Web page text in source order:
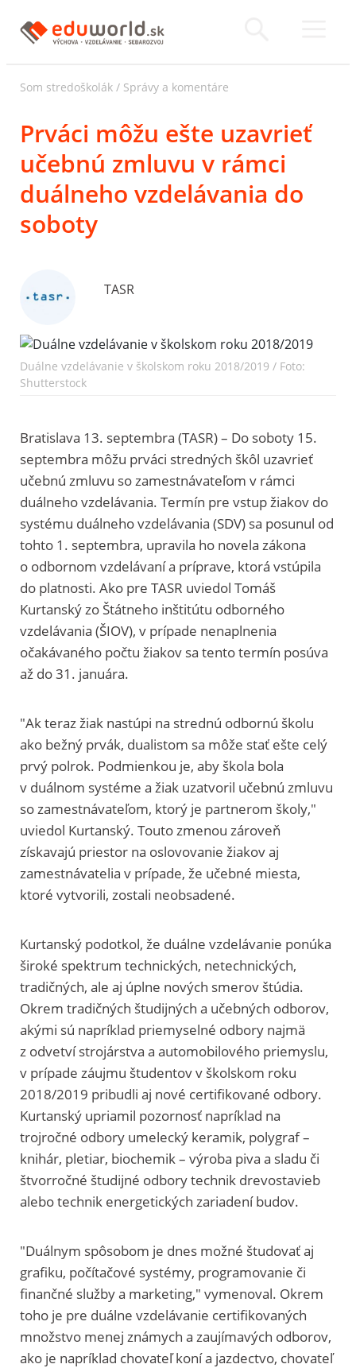
Som stredoškolák / Správy a komentáre
Prváci môžu ešte uzavrieť
učebnú zmluvu v rámci
duálneho vzdelávania do
soboty
TASR
Duálne vzdelávanie v školskom roku 2018/2019 / Foto:
Shutterstock
Bratislava 13. septembra (TASR) – Do soboty 15.
septembra môžu prváci stredných škôl uzavrieť
učebnú zmluvu so zamestnávateľom v rámci
duálneho vzdelávania. Termín pre vstup žiakov do
systému duálneho vzdelávania (SDV) sa posunul od
tohto 1. septembra, upravila ho novela zákona
o odbornom vzdelávaní a príprave, ktorá vstúpila
do platnosti. Ako pre TASR uviedol Tomáš
Kurtanský zo Štátneho inštitútu odborného
vzdelávania (ŠIOV), v prípade nenaplnenia
očakávaného počtu žiakov sa tento termín posúva
až do 31. januára.
"Ak teraz žiak nastúpi na strednú odbornú školu
ako bežný prvák, dualistom sa môže stať ešte celý
prvý polrok. Podmienkou je, aby škola bola
v duálnom systéme a žiak uzatvoril učebnú zmluvu
so zamestnávateľom, ktorý je partnerom školy,"
uviedol Kurtanský. Touto zmenou zároveň
získavajú priestor na oslovovanie žiakov aj
zamestnávatelia v prípade, že učebné miesta,
ktoré vytvorili, zostali neobsadené.
Kurtanský podotkol, že duálne vzdelávanie ponúka
široké spektrum technických, netechnických,
tradičných, ale aj úplne nových smerov štúdia.
Okrem tradičných študijných a učebných odborov,
akými sú napríklad priemyselné odbory najmä
z odvetví strojárstva a automobilového priemyslu,
v prípade záujmu študentov v školskom roku
2018/2019 pribudli aj nové certifikované odbory.
Kurtanský upriamil pozornosť napríklad na
trojročné odbory umelecký keramik, polygraf –
knihár, pletiar, biochemik – výroba piva a sladu či
štvorročné študijné odbory technik drevostavieb
alebo technik energetických zariadení budov.
"Duálnym spôsobom je dnes možné študovať aj
grafiku, počítačové systémy, programovanie či
finančné služby a marketing," vymenoval. Okrem
toho je pre duálne vzdelávanie certifikovaných
množstvo menej známych a zaujímavých odborov,
ako je napríklad chovateľ koní a jazdectvo, chovateľ